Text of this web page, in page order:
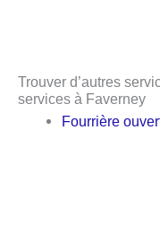
Trouver d’autres
services à Faverney
Fourrière